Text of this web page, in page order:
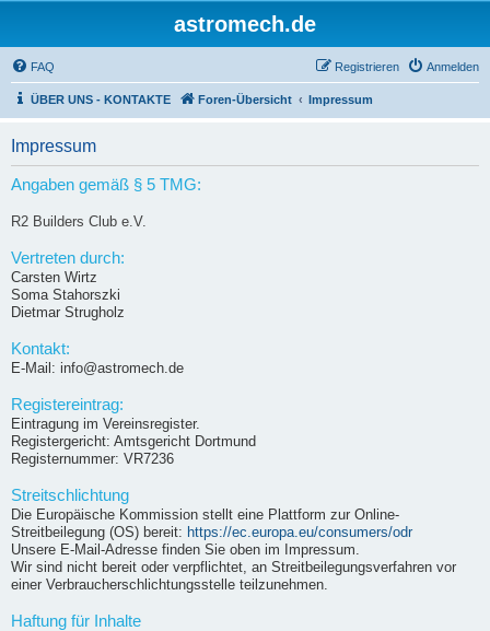
astromech.de
FAQ Anmelden
Registrieren
ÜBER UNS - KONTAKTE Foren-Übersicht Impressum
Impressum
Angaben gemäß § 5 TMG:
R2 Builders Club e.V.
Vertreten durch:
Carsten Wirtz
Soma Stahorszki
Dietmar Strugholz
Kontakt:
E-Mail: info@astromech.de
Registereintrag:
Eintragung im Vereinsregister.
Registergericht: Amtsgericht Dortmund
Registernummer: VR7236
Streitschlichtung
Die Europäische Kommission stellt eine Plattform zur Online-
Streitbeilegung (OS) bereit: https://ec.europa.eu/consumers/odr
Unsere E-Mail-Adresse finden Sie oben im Impressum.
Wir sind nicht bereit oder verpflichtet, an Streitbeilegungsverfahren vor
einer Verbraucherschlichtungsstelle teilzunehmen.
Haftung für Inhalte